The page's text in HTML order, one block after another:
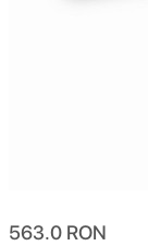
563.0 RON